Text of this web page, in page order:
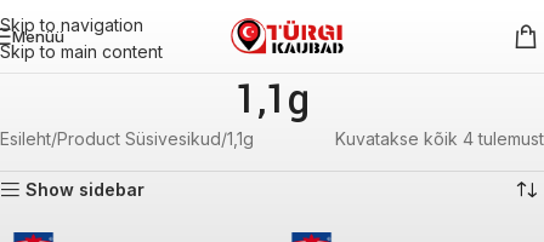
Skip to navigation
Skip to main content
Menüü
1,1g
Esileht Product Süsivesikud 1,1g Kuvatakse kõik 4 tulemust
Show sidebar